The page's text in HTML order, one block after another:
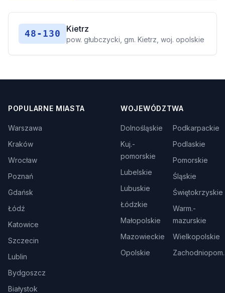
48-130 Kietrz
pow. głubczycki, gm. Kietrz, woj. opolskie
POPULARNE MIASTA
Warszawa
Kraków
Wrocław
Poznań
Gdańsk
Łódź
Katowice
Szczecin
Lublin
Bydgoszcz
Białystok
WOJEWÓDZTWA
Dolnośląskie
Kuj.-
pomorskie
Lubelskie
Lubuskie
Łódzkie
Małopolskie
Mazowieckie
Opolskie
Podkarpackie
Podlaskie
Pomorskie
Śląskie
Świętokrzyskie
Warm.-
mazurskie
Wielkopolskie
Zachodniopom.